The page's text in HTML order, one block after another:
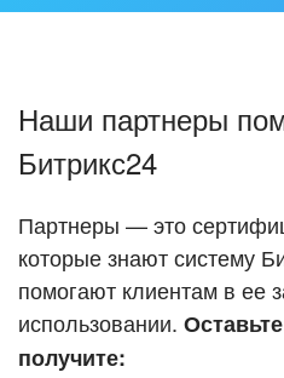
ПОДДЕРЖКА
Стать
Кейсы
Смотреть
Наши партнеры
Битрикс24
Партнеры — это
которые знают систему
помогают клиентам в ее
использовании.
получите: